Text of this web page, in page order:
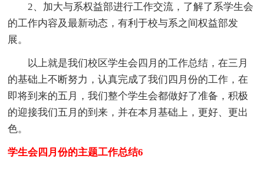
2、加大与系权益部进行工作交流，了解了系学生会
的工作内容及最新动态，有利于校与系之间权益部发
展。
以上就是我们校区学生会四月的工作总结，在三月
的基础上不断努力，认真完成了我们四月份的工作，在
即将到来的五月，我们整个学生会都做好了准备，积极
的迎接我们五月的到来，并在本月基础上，更好、更出
色。
学生会四月份的主题工作总结6